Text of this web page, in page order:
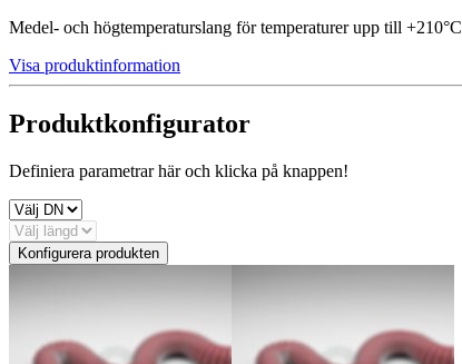
Medel- och högtemperaturslang för temperaturer upp till +210°C
Visa produktinformation
Produktkonfigurator
Definiera parametrar här och klicka på knappen!
Konfigurera produkten